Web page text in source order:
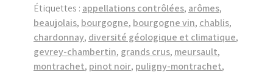
Étiquettes : appellations contrôlées, arômes,
beaujolais, bourgogne, bourgogne vin, chablis,
chardonnay, diversité géologique et climatique,
gevrey-chambertin, grands crus, meursault,
montrachet, pinot noir, puligny-montrachet,